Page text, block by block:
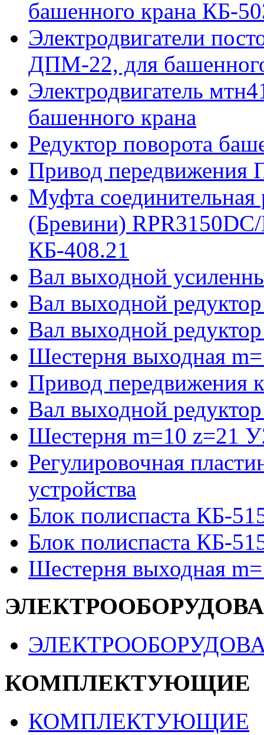
башенного крана КБ-
Электродвигатели
ДПМ-22, для
Электродвигатель
башенного крана
Редуктор поворота
Привод передвижения
Муфта
(Бревини)
КБ-408.21
Вал выходной
Вал выходной
Вал выходной
Шестерня выходная
Привод передвижения
Вал выходной
Шестерня m=10 z=21
Регулировочная
устройства
Блок полиспаста КБ-
Блок полиспаста КБ-
Шестерня выходная
КОМПЛЕКТУЮЩИЕ
КОМПЛЕКТУЮЩИЕ